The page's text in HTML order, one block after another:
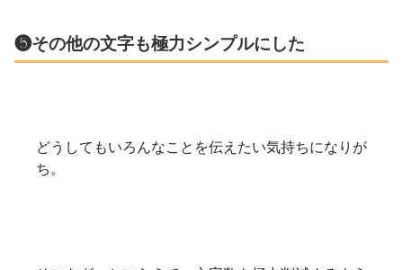
❺その他の文字も極力シンプルにした
どうしてもいろんなことを伝えたい気持ちになりが
ち。